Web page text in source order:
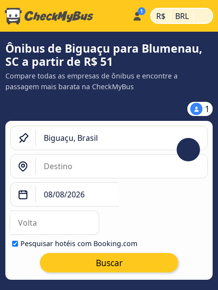
R$ | BRL |
Ônibus de Biguaçu para Blumenau,
SC a partir de R$ 51
Compare todas as empresas de ônibus e encontre a
passagem mais barata na CheckMyBus
1
Pesquisar hotéis com Booking.com
Buscar